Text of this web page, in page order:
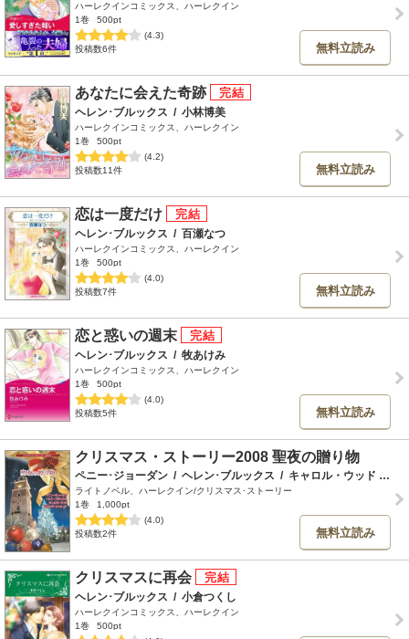
ハーレクインコミックス、ハーレクイン
1巻
500pt
(4.3)
投稿数6件
無料立読み
あなたに会えた奇跡
ヘレン･ブルックス / 小林博美
ハーレクインコミックス、ハーレクイン
1巻
500pt
(4.2)
投稿数11件
無料立読み
恋は一度だけ
ヘレン･ブルックス / 百瀬なつ
ハーレクインコミックス、ハーレクイン
1巻
500pt
(4.0)
投稿数7件
無料立読み
恋と惑いの週末
ヘレン･ブルックス / 牧あけみ
ハーレクインコミックス、ハーレクイン
1巻
500pt
(4.0)
投稿数5件
無料立読み
クリスマス・ストーリー2008 聖夜の贈り物
ペニー･ジョーダン / ヘレン･ブルックス / キャロル・ウッド / ミ
ライトノベル、ハーレクイン/クリスマス･ストーリー
1巻
1,000pt
(4.0)
投稿数2件
無料立読み
クリスマスに再会
ヘレン･ブルックス / 小倉つくし
ハーレクインコミックス、ハーレクイン
1巻
500pt